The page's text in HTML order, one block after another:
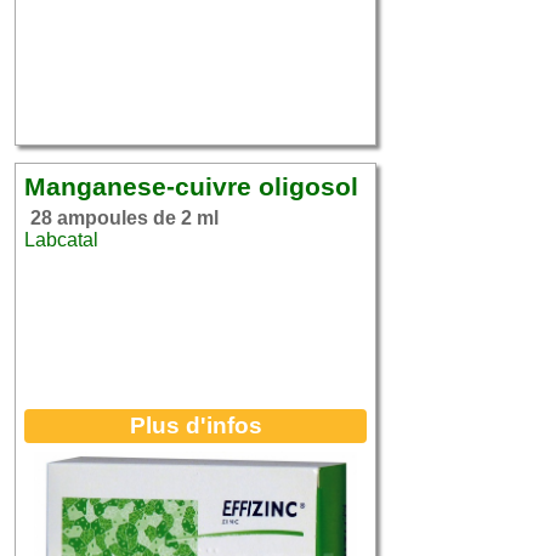
Manganese-cuivre oligosol
28 ampoules de 2 ml
Labcatal
Plus d'infos